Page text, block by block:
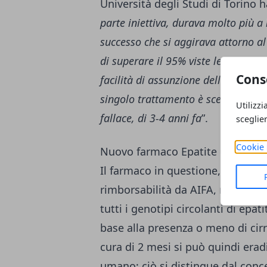
Cookie
Università degli Studi di Torino
parte iniettiva, durava molto più
successo che si aggirava attorno
di superare il 95% viste le
facilità di assunzione della terapia
singolo trattamento è scesa al di
fallace, di 3-4 anni fa”.
Nuovo farmaco Epatite C, due
Il farmaco in questione, il
rimborsabilità da AIFA,
tutti i genotipi circolanti di
base alla presenza o meno di
cura di 2 mesi si può quindi